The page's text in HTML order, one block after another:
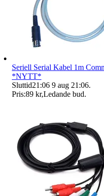
Seriell Serial Kabel 1m
*NYTT*
Sluttid21:06 9 aug 21:06.
Pris:89 kr,Ledande bud.